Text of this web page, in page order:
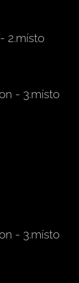
2.místo
- 3.místo
- 3.místo